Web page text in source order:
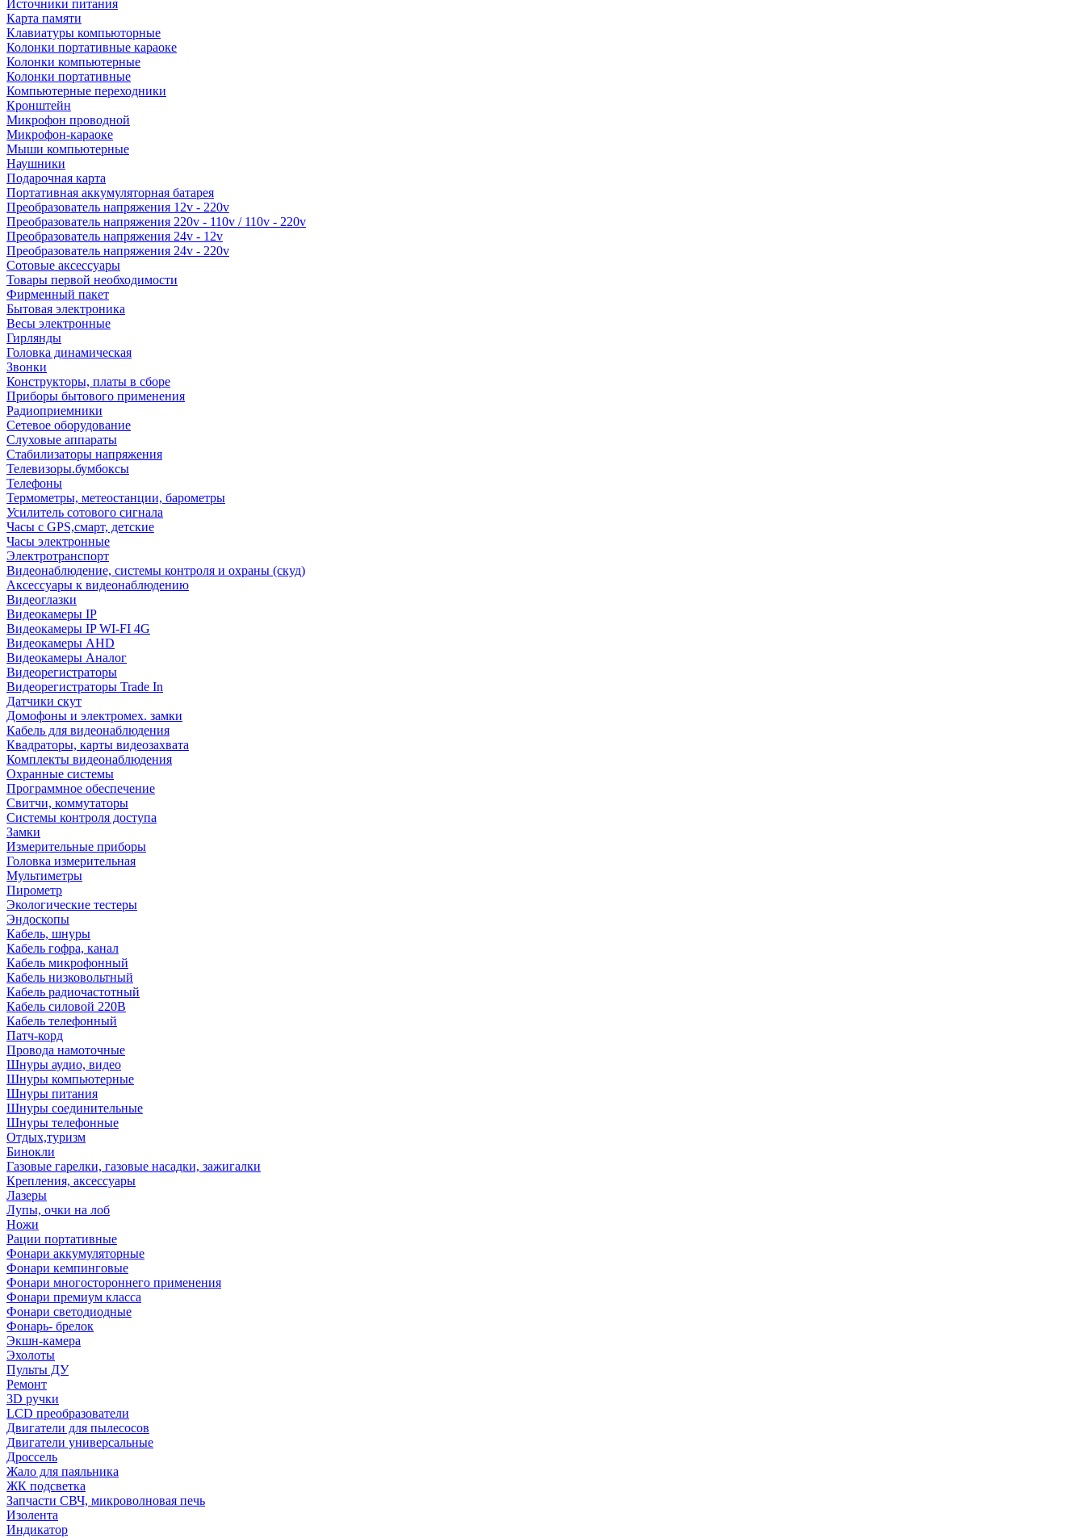
Источники питания
Карта памяти
Клавиатуры компьюторные
Колонки портативные караоке
Колонки компьютерные
Колонки портативные
Компьютерные переходники
Кронштейн
Микрофон проводной
Микрофон-караоке
Мыши компьютерные
Наушники
Подарочная карта
Портативная аккумуляторная батарея
Преобразователь напряжения 12v - 220v
Преобразователь напряжения 220v - 110v / 110v - 220v
Преобразователь напряжения 24v - 12v
Преобразователь напряжения 24v - 220v
Сотовые аксессуары
Товары первой необходимости
Фирменный пакет
Бытовая электроника
Весы электронные
Гирлянды
Головка динамическая
Звонки
Конструкторы, платы в сборе
Приборы бытового применения
Радиоприемники
Сетевое оборудование
Слуховые аппараты
Стабилизаторы напряжения
Телевизоры.бумбоксы
Телефоны
Термометры, метеостанции, барометры
Усилитель сотового сигнала
Часы с GPS,смарт, детские
Часы электронные
Электротранспорт
Видеонаблюдение, системы контроля и охраны (скуд)
Аксессуары к видеонаблюдению
Видеоглазки
Видеокамеры IP
Видеокамеры IP WI-FI 4G
Видеокамеры AHD
Видеокамеры Аналог
Видеорегистраторы
Видеорегистраторы Trade In
Датчики скут
Домофоны и электромех. замки
Кабель для видеонаблюдения
Квадраторы, карты видеозахвата
Комплекты видеонаблюдения
Охранные системы
Программное обеспечение
Свитчи, коммутаторы
Системы контроля доступа
Замки
Измерительные приборы
Головка измерительная
Мультиметры
Пирометр
Экологические тестеры
Эндоскопы
Кабель, шнуры
Кабель гофра, канал
Кабель микрофонный
Кабель низковольтный
Кабель радиочастотный
Кабель силовой 220В
Кабель телефонный
Патч-корд
Провода намоточные
Шнуры аудио, видео
Шнуры компьютерные
Шнуры питания
Шнуры соединительные
Шнуры телефонные
Отдых,туризм
Бинокли
Газовые гарелки, газовые насадки, зажигалки
Крепления, аксессуары
Лазеры
Лупы, очки на лоб
Ножи
Рации портативные
Фонари аккумуляторные
Фонари кемпинговые
Фонари многостороннего применения
Фонари премиум класса
Фонари светодиодные
Фонарь- брелок
Экшн-камера
Эхолоты
Пульты ДУ
Ремонт
3D ручки
LCD преобразователи
Двигатели для пылесосов
Двигатели универсальные
Дроссель
Жало для паяльника
ЖК подсветка
Запчасти СВЧ, микроволновая печь
Изолента
Индикатор